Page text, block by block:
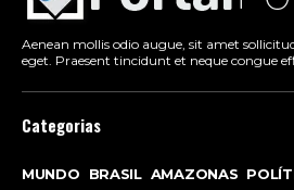
Aenean mollis odio augue, sit amet
eget. Praesent tincidunt et neque congue
Categorias
MUNDO BRASIL AMAZONAS